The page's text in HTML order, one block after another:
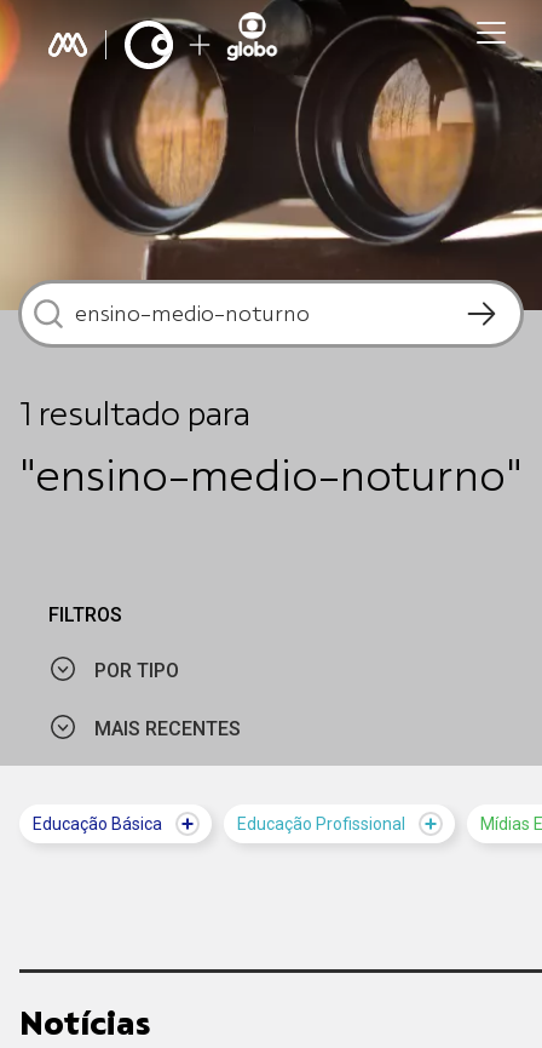
1 resultado para
"ensino-medio-noturno"
FILTROS
POR TIPO
MAIS RECENTES
Educação Básica Educação Profissional Mídias
Notícias